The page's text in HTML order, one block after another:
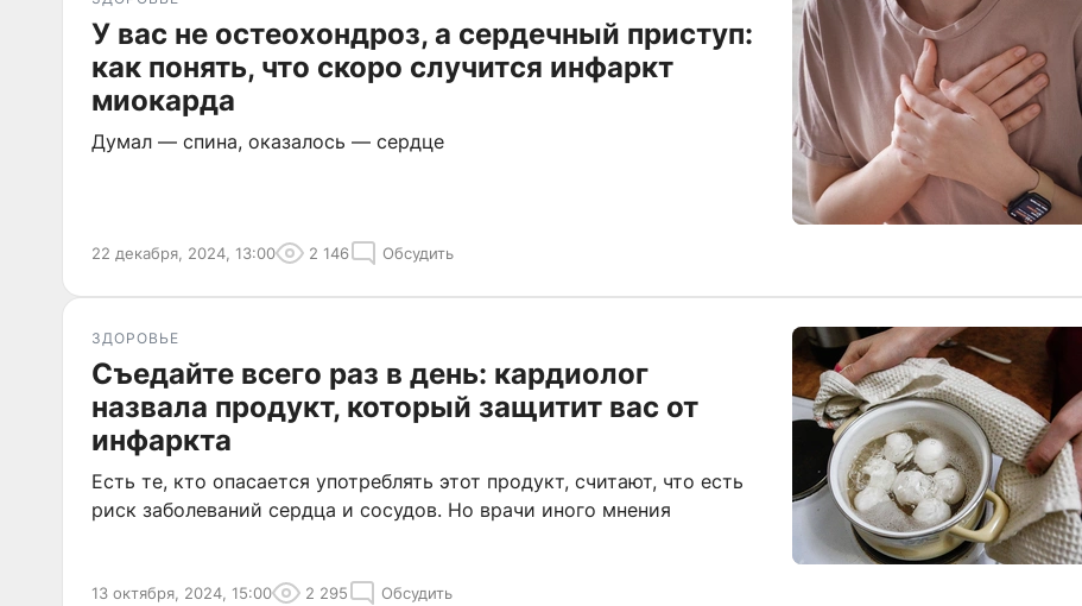
У вас не остеохондроз, а сердечный приступ:
как понять, что скоро случится инфаркт
миокарда
Думал — спина, оказалось — сердце
22 декабря, 2024, 13:00 2 146 Обсудить
ЗДОРОВЬЕ
Съедайте всего раз в день: кардиолог
назвала продукт, который защитит вас от
инфаркта
Есть те, кто опасается употреблять этот продукт, считают, что есть
риск заболеваний сердца и сосудов. Но врачи иного мнения
13 октября, 2024, 15:00 2 295 Обсудить